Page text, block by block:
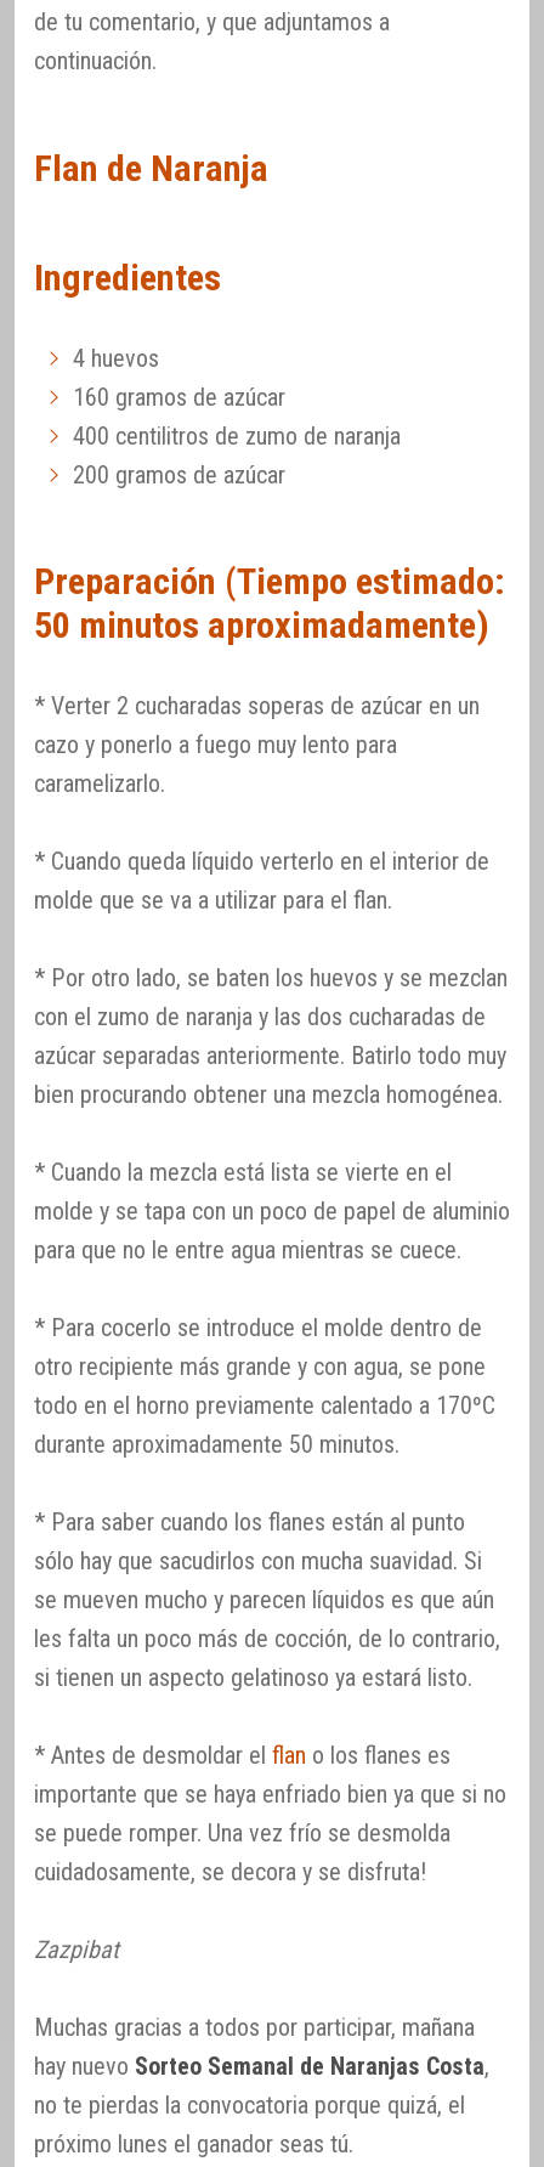
de tu comentario, y que adjuntamos a
continuación.
Flan de Naranja
Ingredientes
4 huevos
160 gramos de azúcar
400 centilitros de zumo de naranja
200 gramos de azúcar
Preparación (Tiempo estimado:
50 minutos aproximadamente)
* Verter 2 cucharadas soperas de azúcar en un
cazo y ponerlo a fuego muy lento para
caramelizarlo.
* Cuando queda líquido verterlo en el interior de
molde que se va a utilizar para el flan.
* Por otro lado, se baten los huevos y se mezclan
con el zumo de naranja y las dos cucharadas de
azúcar separadas anteriormente. Batirlo todo muy
bien procurando obtener una mezcla homogénea.
* Cuando la mezcla está lista se vierte en el
molde y se tapa con un poco de papel de aluminio
para que no le entre agua mientras se cuece.
* Para cocerlo se introduce el molde dentro de
otro recipiente más grande y con agua, se pone
todo en el horno previamente calentado a 170ºC
durante aproximadamente 50 minutos.
* Para saber cuando los flanes están al punto
sólo hay que sacudirlos con mucha suavidad. Si
se mueven mucho y parecen líquidos es que aún
les falta un poco más de cocción, de lo contrario,
si tienen un aspecto gelatinoso ya estará listo.
* Antes de desmoldar el flan o los flanes es
importante que se haya enfriado bien ya que si no
se puede romper. Una vez frío se desmolda
cuidadosamente, se decora y se disfruta!
Zazpibat
Muchas gracias a todos por participar, mañana
hay nuevo Sorteo Semanal de Naranjas Costa,
no te pierdas la convocatoria porque quizá, el
próximo lunes el ganador seas tú.